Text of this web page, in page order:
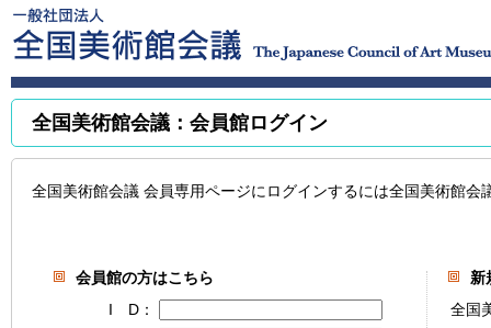
全国美術館会議：会員館ログイン
全国美術館会議 会員専用ページにログインするには全国美術館
会員館の方はこちら
I D：
新
全国